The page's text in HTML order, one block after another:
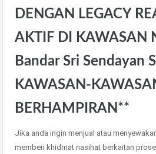
DENGAN LEGACY
AKTIF DI KAWASAN
Bandar Sri Sendayan
KAWASAN-
BERHAMPIRAN**
Jika anda ingin menjual atau
memberi khidmat nasihat berkaitan